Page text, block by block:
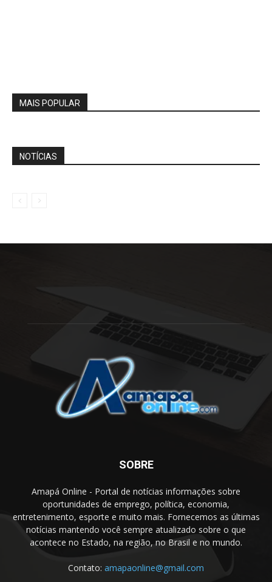
MAIS POPULAR
NOTÍCIAS
SOBRE
Amapá Online - Portal de notícias informações sobre
oportunidades de emprego, política, economia,
entretenimento, esporte e muito mais. Fornecemos as últimas
notícias mantendo você sempre atualizado sobre o que
acontece no Estado, na região, no Brasil e no mundo.
Contato: amapaonline@gmail.com